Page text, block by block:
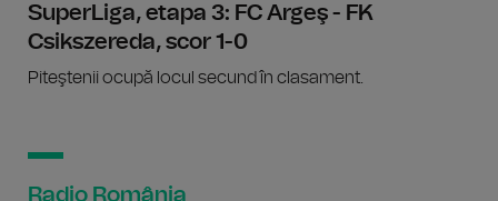
SuperLiga, etapa 3: FC Argeş - FK
Csikszereda, scor 1-0
Piteştenii ocupă locul secund în clasament.
Radio România